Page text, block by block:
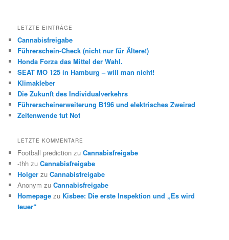
LETZTE EINTRÄGE
Cannabisfreigabe
Führerschein-Check (nicht nur für Ältere!)
Honda Forza das Mittel der Wahl.
SEAT MO 125 in Hamburg – will man nicht!
Klimakleber
Die Zukunft des Individualverkehrs
Führerscheinerweiterung B196 und elektrisches Zweirad
Zeitenwende tut Not
LETZTE KOMMENTARE
Football prediction zuCannabisfreigabe
-thh zuCannabisfreigabe
Holger zuCannabisfreigabe
Anonym zuCannabisfreigabe
Homepage zu Kisbee: Die erste Inspektion und „Es wird
teuer“